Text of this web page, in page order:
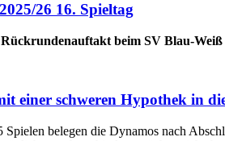
26 16. Spieltag
beim SV Blau-
einer schweren Hypothek in
belegen die Dynamos nach